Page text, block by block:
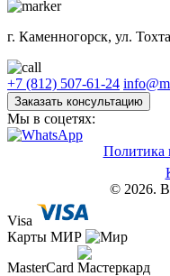
г. Каменногорск, ул.
+7 (812) 507-61-24
Заказать консультацию
Мы в соцетях:
Политика
© 2026.
Visa
Карты МИР
MasterCard